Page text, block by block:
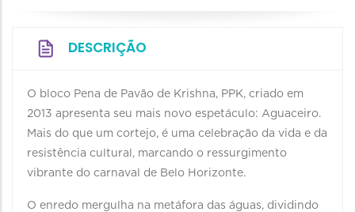
DESCRIÇÃO
O bloco Pena de Pavão de Krishna, PPK, criado em
2013 apresenta seu mais novo espetáculo: Aguaceiro.
Mais do que um cortejo, é uma celebração da vida e da
resistência cultural, marcando o ressurgimento
vibrante do carnaval de Belo Horizonte.
O enredo mergulha na metáfora das águas, dividindo